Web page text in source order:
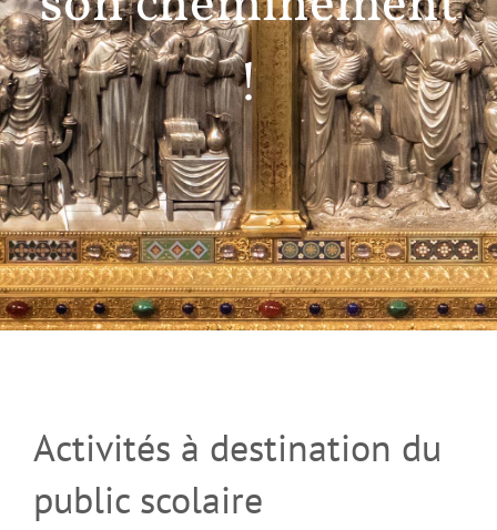
!
Activités à destination du
public scolaire